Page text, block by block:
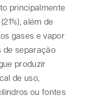
principalmente
além de
gases e vapor
de separação
produzir
de uso,
ou fontes